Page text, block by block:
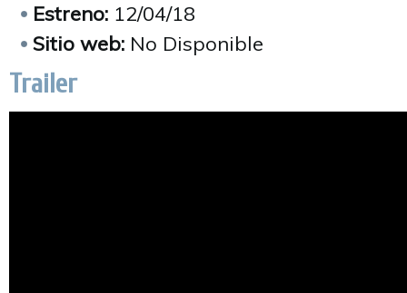
Estreno: 12/04/18
Sitio web: No Disponible
Trailer